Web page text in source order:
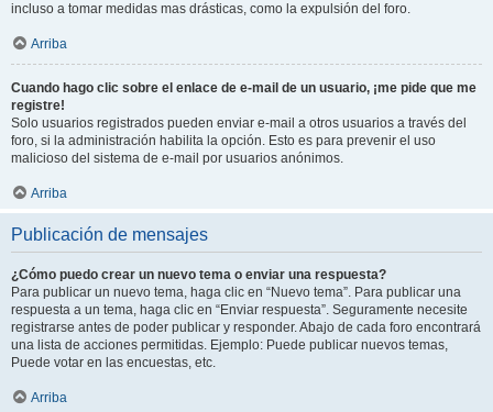
incluso a tomar medidas mas drásticas, como la expulsión del foro.
Arriba
Cuando hago clic sobre el enlace de e-mail de un usuario, ¡me pide que me
registre!
Solo usuarios registrados pueden enviar e-mail a otros usuarios a través del
foro, si la administración habilita la opción. Esto es para prevenir el uso
malicioso del sistema de e-mail por usuarios anónimos.
Arriba
Publicación de mensajes
¿Cómo puedo crear un nuevo tema o enviar una respuesta?
Para publicar un nuevo tema, haga clic en “Nuevo tema”. Para publicar una
respuesta a un tema, haga clic en “Enviar respuesta”. Seguramente necesite
registrarse antes de poder publicar y responder. Abajo de cada foro encontrará
una lista de acciones permitidas. Ejemplo: Puede publicar nuevos temas,
Puede votar en las encuestas, etc.
Arriba